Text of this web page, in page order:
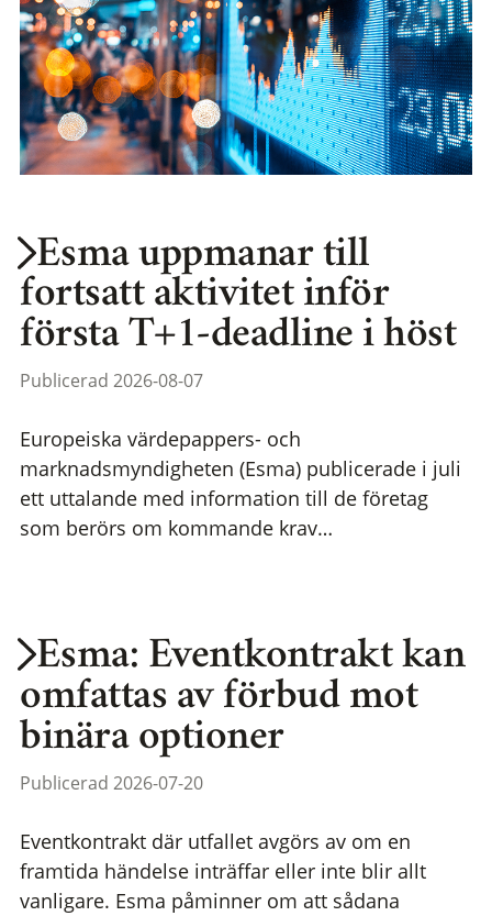
Esma uppmanar till
fortsatt aktivitet inför
första T+1-deadline i höst
Publicerad 2026-08-07
Europeiska värdepappers- och
marknadsmyndigheten (Esma) publicerade i juli
ett uttalande med information till de företag
som berörs om kommande krav…
Esma: Eventkontrakt kan
omfattas av förbud mot
binära optioner
Publicerad 2026-07-20
Eventkontrakt där utfallet avgörs av om en
framtida händelse inträffar eller inte blir allt
vanligare. Esma påminner om att sådana